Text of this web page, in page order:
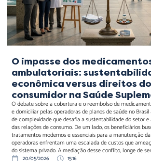
econômica versus
do consumidor na
Suplementar
O impasse dos
ambulatoriais:
econômica versus direitos do
consumidor na Saúde
O debate sobre a cobertura e o reembolso de
e domiciliar pelas operadoras de planos de saúde no
de complexidade que desafia a sustentabilidade do setor
das relações de consumo. De um lado, os beneficiários
tratamentos modernos e essenciais para a manutenção
operadoras enfrentam uma escalada de custos que
do sistema privado. A mediação desse conflito, longe de
20/05/2026 15:16